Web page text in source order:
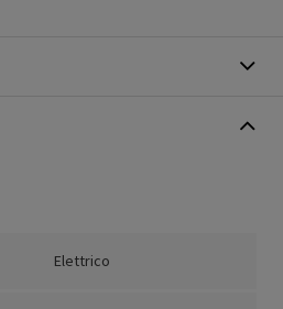
Elettrico